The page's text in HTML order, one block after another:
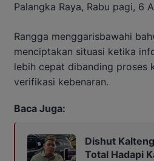
Palangka Raya, Rabu pagi, 6
Rangga menggarisbawahi
menciptakan situasi ketika
lebih cepat dibanding proses
verifikasi kebenaran.
Baca Juga:
Dishut
Total Hadapi